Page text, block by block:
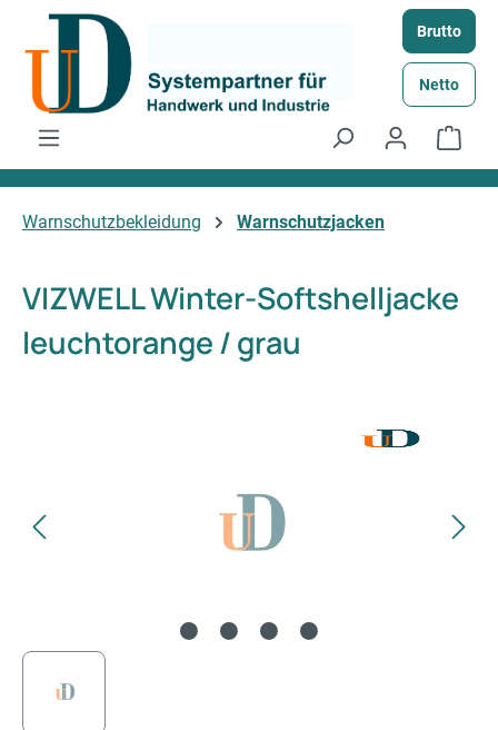
Zum Hauptinhalt springen Brutto
Netto
Warnschutzbekleidung Warnschutzjacken
VIZWELL Winter-Softshelljacke
leuchtorange / grau